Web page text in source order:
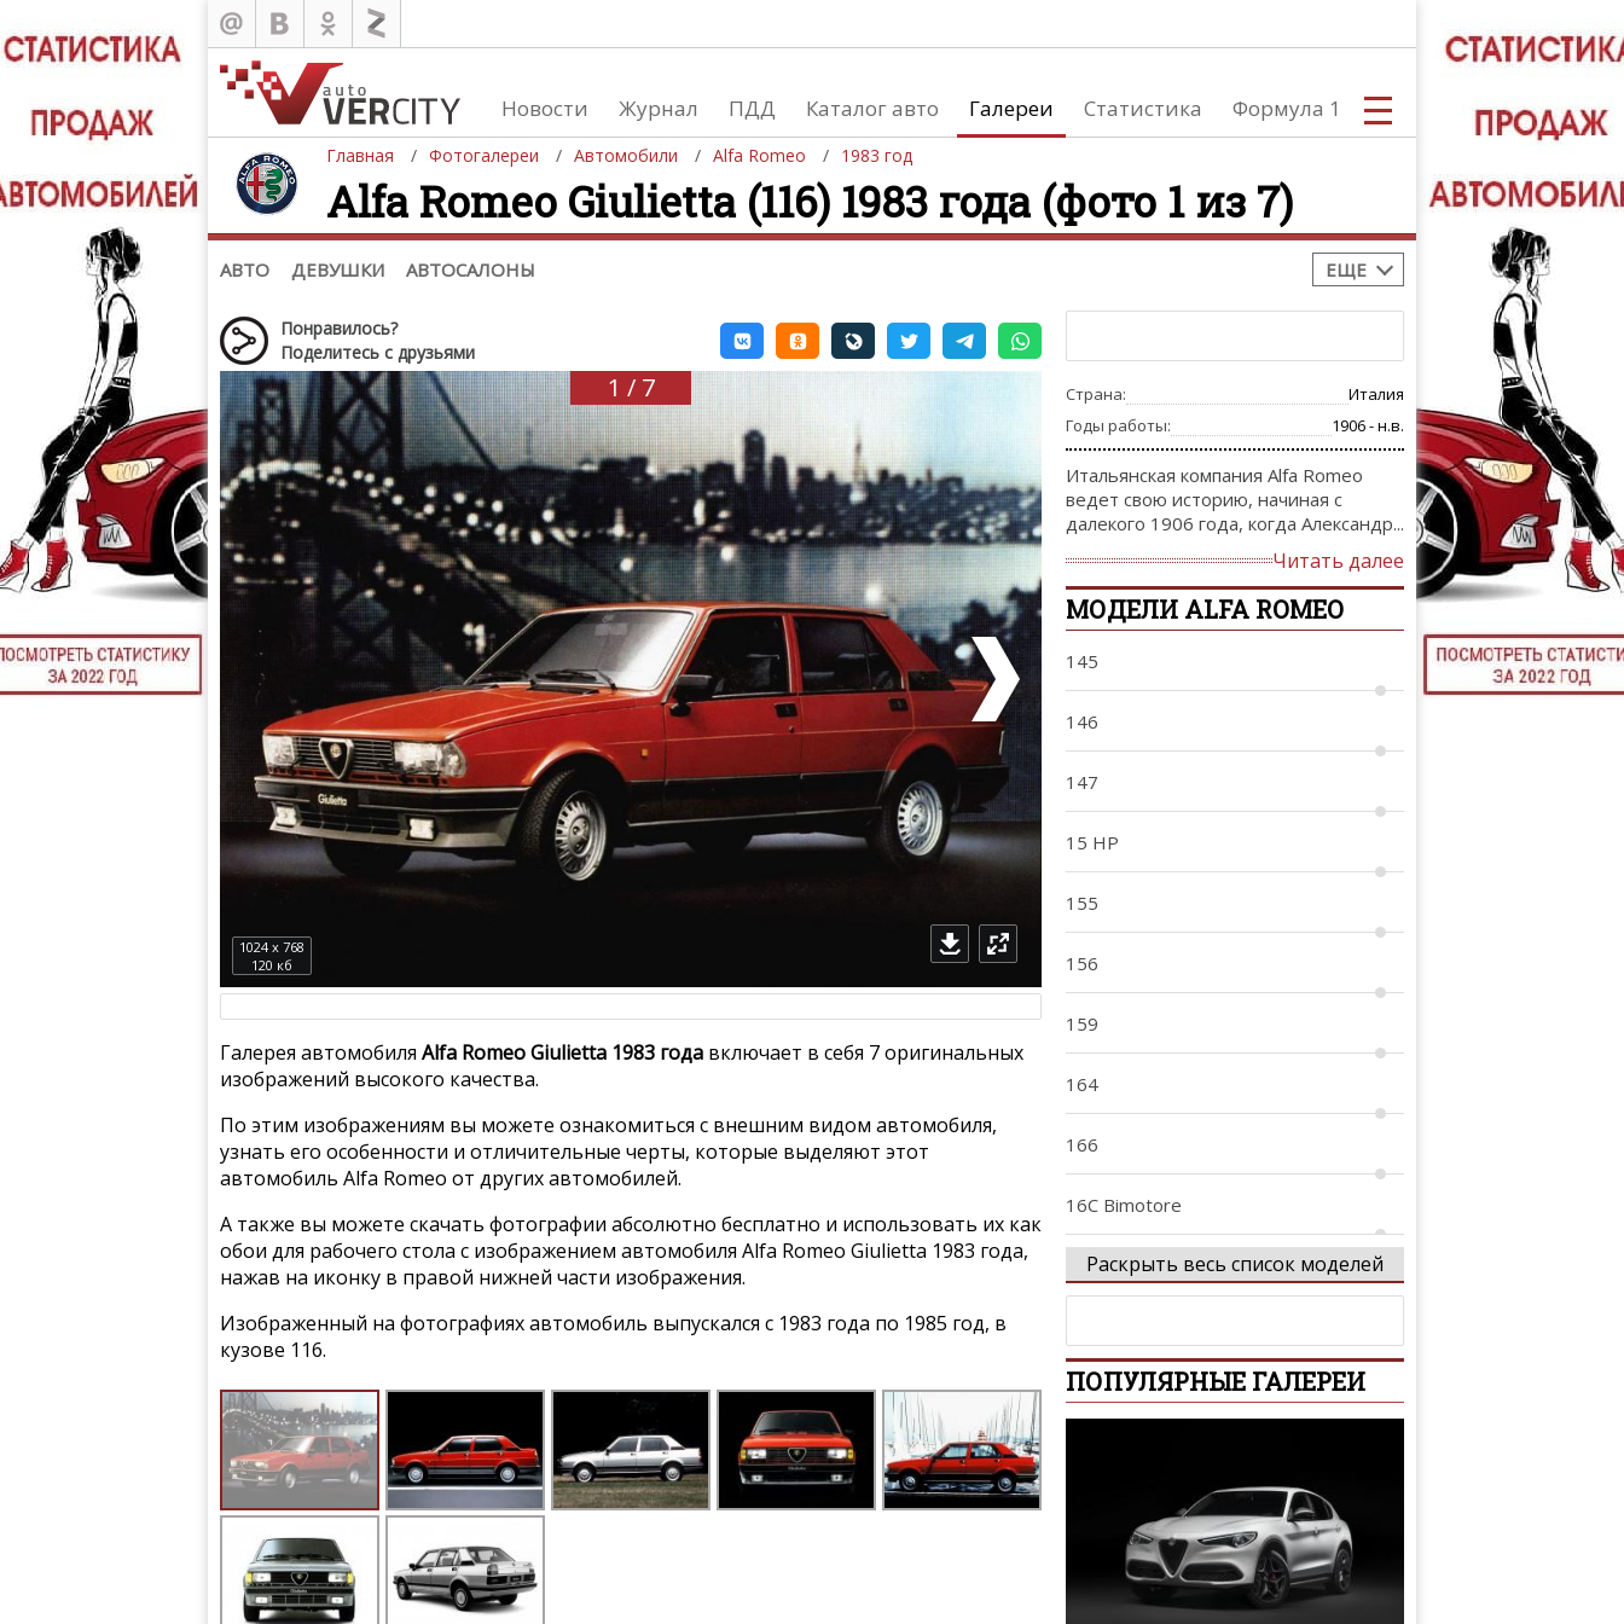
Новости Журнал ПДД Каталог авто Галереи Статистика Формула 1
ТЮНИНГ
ТЮНИНГ
Главная Фотогалереи Автомобили Alfa Romeo 1983 год
Alfa Romeo Giulietta (116) 1983 года (фото 1 из 7)
АВТО ДЕВУШКИ АВТОСАЛОНЫ ЕЩЕ
Автомобили
Последние добавления
Список марок
(+1102)
Девушки
Девушки и автомобили
Девушки и мото
Автосалоны
Список мировых автосалонов
Понравилось?
Поделитесь с друзьями
1 / 7
1024 x 768
120 кб
Галерея автомобиля Alfa Romeo Giulietta 1983 года включает в себя 7 оригинальных
изображений высокого качества.
По этим изображениям вы можете ознакомиться с внешним видом автомобиля,
узнать его особенности и отличительные черты, которые выделяют этот
автомобиль Alfa Romeo от других автомобилей.
А также вы можете скачать фотографии абсолютно бесплатно и использовать их как
обои для рабочего стола с изображением автомобиля Alfa Romeo Giulietta 1983 года,
нажав на иконку в правой нижней части изображения.
Изображенный на фотографиях автомобиль выпускался с 1983 года по 1985 год, в
кузове 116.
Страна:
Италия
Годы работы:
1906 - н.в.
Итальянская компания Alfa Romeo
ведет свою историю, начиная с
далекого 1906 года, когда Александр...
Читать далее
МОДЕЛИ ALFA ROMEO
145
146
147
15 HP
155
156
159
164
166
16C Bimotore
1750
1900 M
2000 Sportiva
Раскрыть весь список моделей
ПОПУЛЯРНЫЕ ГАЛЕРЕИ